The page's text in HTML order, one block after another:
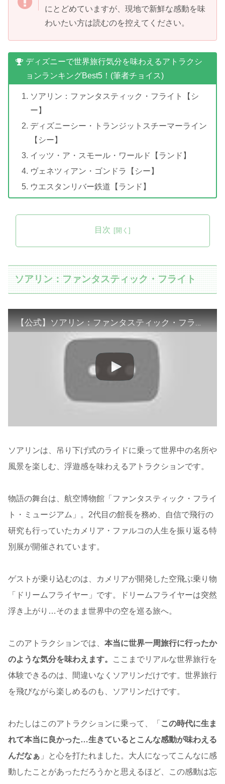
にとどめていますが、現地で新鮮な感動を味
わいたい方は読むのを控えてください。
ディズニーで世界旅行気分を味わえるアトラクシ
ョンランキングBest5！(筆者チョイス)
ソアリン：ファンタスティック・フライト【シ
ー】
ディズニーシー・トランジットスチーマーライン
【シー】
イッツ・ア・スモール・ワールド【ランド】
ヴェネツィアン・ゴンドラ【シー】
ウエスタンリバー鉄道【ランド】
目次
ソアリン：ファンタスティック・フライト
【公式】ソアリン：ファンタスティック・フライト | 東京ディズニーシー/Tokyo DisneySea
ソアリンは、吊り下げ式のライドに乗って世界中の名所や
風景を楽しむ、浮遊感を味わえるアトラクションです。
物語の舞台は、航空博物館「ファンタスティック・フライ
ト・ミュージアム」。2代目の館長を務め、自信で飛行の
研究も行っていたカメリア・ファルコの人生を振り返る特
別展が開催されています。
ゲストが乗り込むのは、カメリアが開発した空飛ぶ乗り物
「ドリームフライヤー」です。ドリームフライヤーは突然
浮き上がり…そのまま世界中の空を巡る旅へ。
このアトラクションでは、 本当に世界一周旅行に行ったか
のような気分を味わえます。
ここまでリアルな世界旅行を
体験できるのは、間違いなくソアリンだけです。世界旅行
を飛びながら楽しめるのも、ソアリンだけです。
わたしはこのアトラクションに乗って、「 この時代に生ま
れて本当に良かった…生きているとこんな感動が味わえる
んだなぁ 」と心を打たれました。大人になってこんなに感
動したことがあっただろうかと思えるほど、この感動は忘